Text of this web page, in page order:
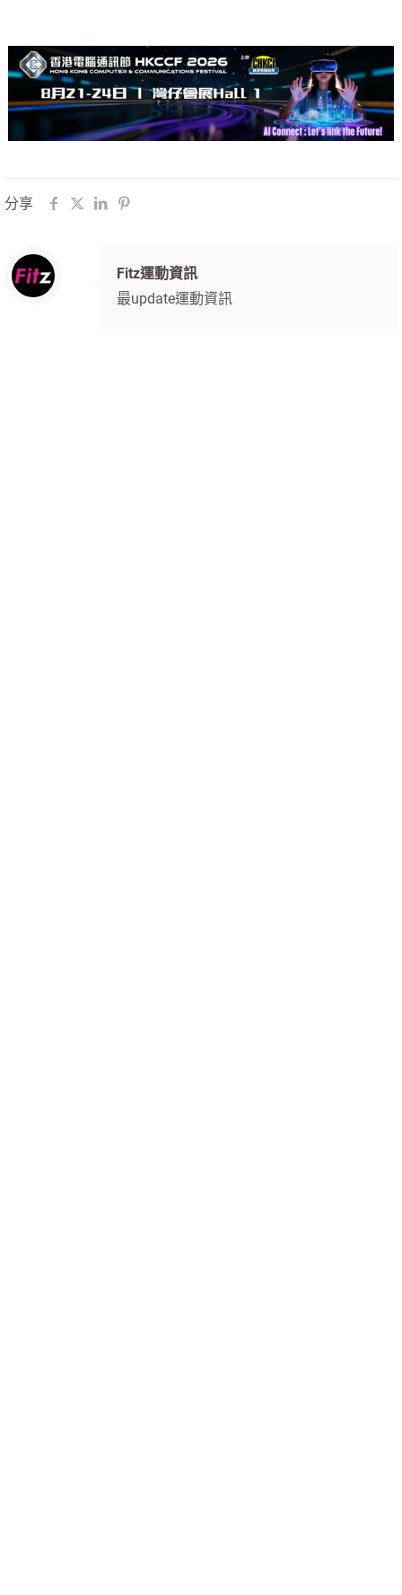
分享
Fitz運動資訊
最update運動資訊